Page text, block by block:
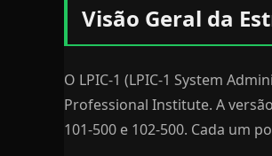
Visão Geral da
O LPIC-1 (LPIC-1 System
Professional Institute. A
101-500 e 102-500. Cada um